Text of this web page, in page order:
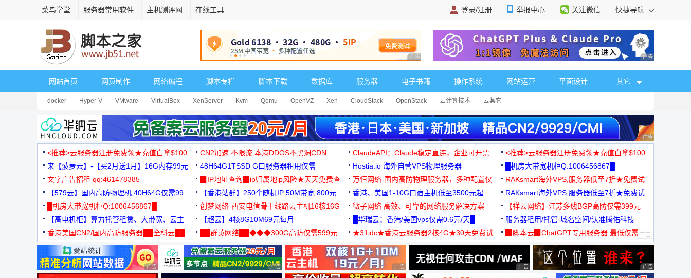
菜鸟学堂 服务器常用软件 主机测评网 在线工具 登录/注册 举报中心 关注微信 快捷导航
广告 商业广告，理性选择 广告 商业广告，理
网站首页 网页制作 网络编程 脚本专栏 脚本下载 数据库 服务器 电子书籍 操作系统 网站运营 平面设计 其它
docker Hyper-V VMware VirtualBox XenServer Kvm Qemu OpenVZ Xen CloudStack OpenStack 云计算技术 云其它
广告 商业广告，理
<推荐>云服务器注册免费领★充值白拿$100 CN2加速 不限流 本港DDOS不黑洞CDN ClaudeAPI：Claude稳定直连，企业可开票
<推荐>云服务器注册免费领★充值白拿$100
来【菠萝云】-【买2月送1月】16G内存99元
48H64G1TSSD G口服务器租用仅需
3000+可免费测试
Hostia.io 海外自营VPS物理服务器
█机房大带宽机柜Q:1006456867█
文字广告招租 qq:461478385
▉IP地址查询▉ip归属地ip风险★天天免费查
万恒网络-国内高防物理服务器，多种配置仅
99元/月起
RAKsmart海外VPS,服务器低至7折★免费试
用★
【579云】国内高防物理机,40H64G仅需99
元
【香港站群】250个随机IP 50M带宽 800元 香港、美国1-10G口宿主机低至3500元起
RAKsmart海外VPS,服务器低至7折★免费试
用★
█机房大带宽机柜Q:1006456867█
创梦网络-西安电信骨干线路云主机16核16G
88元/月
微子网络 高效、可靠的网络服务解决方案
【祥云网络】江苏多线BGP高防仅需399元
【高电机柜】算力托管租赁、大带宽、云主
机
【超云】4核8G10M69元每月 █华瑞云：香港/美国vps仅需0.6元/天█
服务器租用/托管-域名空间/认准腾佑科技
香港美国CN2/国内高防服务器██全科云██
██群英网络██◆◆◆300G高防仅需599元
◆◆◆
★31idc★香港云服务器2核4G★30天免费试
用◆
▉脚本云▉ChatGPT专用服务器 最低仅需
19元/月
广告 商业广告，理性选择 广告 商业广告，理性选择 广告 商业广告，理性选择 广告 商业广告，理性选择 广告 商业广告，理